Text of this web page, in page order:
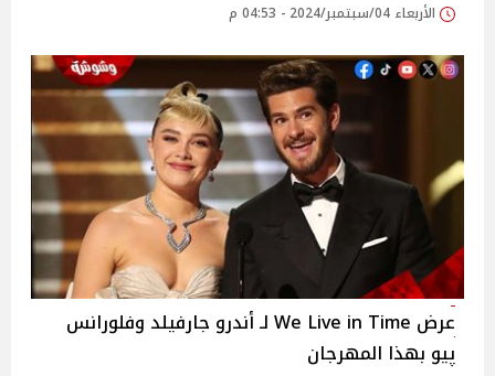
الأربعاء 04/سبتمبر/2024 - 04:53 م
عرض We Live in Time لـ أندرو جارفيلد وفلورانس
پيو بهذا المهرجان